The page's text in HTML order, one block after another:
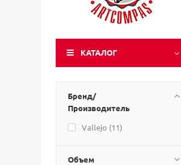
КАТАЛОГ
Бренд/
Производитель
Vallejo (11)
Объем